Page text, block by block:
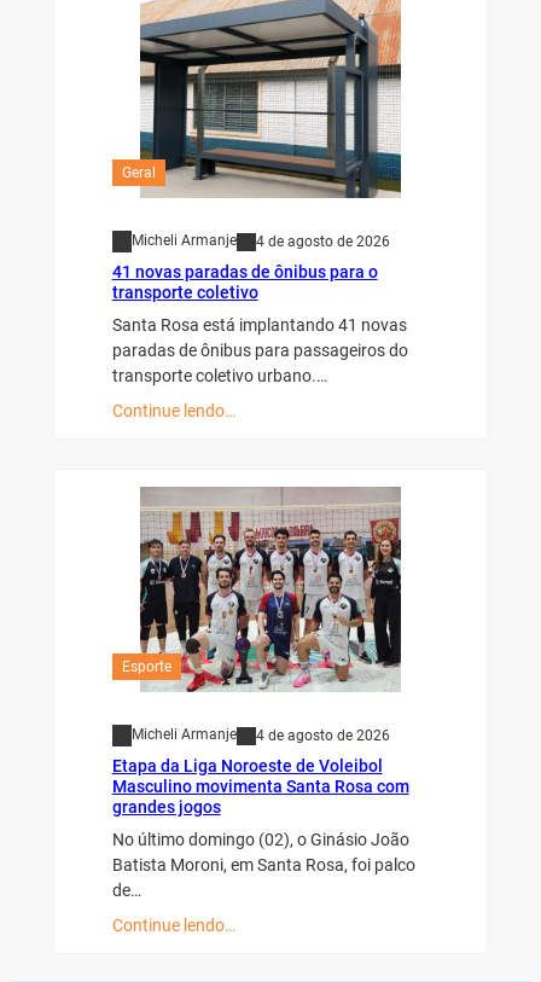
Geral
Micheli Armanje 4 de agosto de 2026
41 novas paradas de ônibus para o
transporte coletivo
Santa Rosa está implantando 41 novas
paradas de ônibus para passageiros do
transporte coletivo urbano.…
Continue lendo…
Esporte
Micheli Armanje 4 de agosto de 2026
Etapa da Liga Noroeste de Voleibol
Masculino movimenta Santa Rosa com
grandes jogos
No último domingo (02), o Ginásio João
Batista Moroni, em Santa Rosa, foi palco
de…
Continue lendo…